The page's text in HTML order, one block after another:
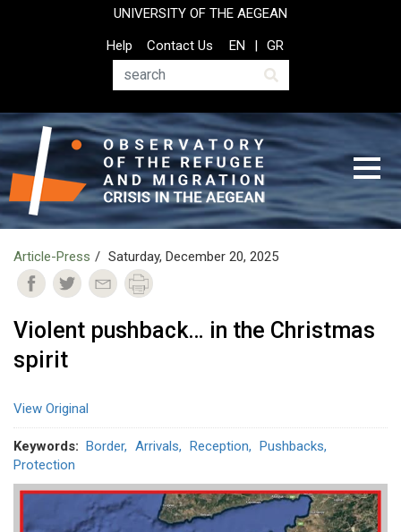
UNIVERSITY OF THE AEGEAN
Top
Header
Help
Contact Us
Search
EN GR
Article-Press Saturday, December 20, 2025
Violent pushback… in the Christmas
spirit
View Original
Keywords Border Arrivals Reception
Pushbacks
Protection